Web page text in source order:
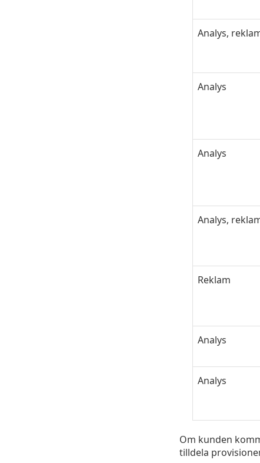
Analys,
Analys
Analys
Analys,
Reklam
Analys
Analys
Om kunden
tilldela